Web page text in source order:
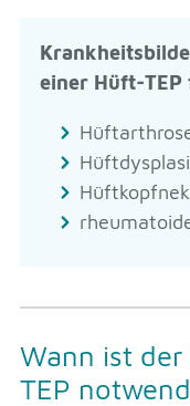
einer Hüft-
Wann ist
TEP